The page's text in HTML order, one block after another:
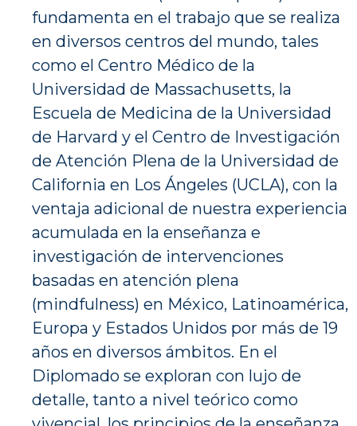
fundamenta en el trabajo que se realiza
en diversos centros del mundo, tales
como el Centro Médico de la
Universidad de Massachusetts, la
Escuela de Medicina de la Universidad
de Harvard y el Centro de Investigación
de Atención Plena de la Universidad de
California en Los Ángeles (UCLA), con la
ventaja adicional de nuestra experiencia
acumulada en la enseñanza e
investigación de intervenciones
basadas en atención plena
(mindfulness) en México, Latinoamérica,
Europa y Estados Unidos por más de 19
años en diversos ámbitos. En el
Diplomado se exploran con lujo de
detalle, tanto a nivel teórico como